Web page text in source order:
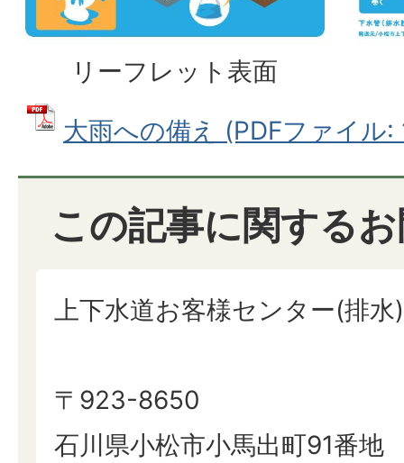
リーフレット表面
大雨への備え (PDFファイル:
この記事に関する
上下水道お客様センター(排水)
〒923-8650
石川県小松市小馬出町91番地